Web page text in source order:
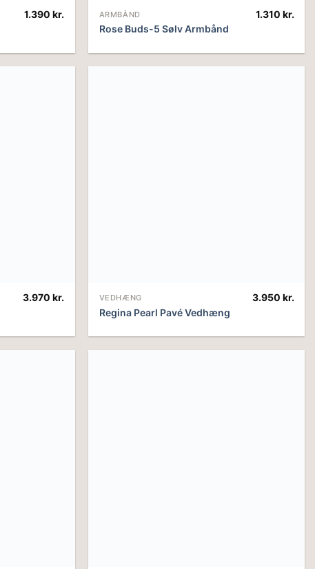
1.390kr. ARMBÅND
Rose Buds-5 Sølv Armbånd
1.310 kr.
3.970kr. VEDHÆNG
Regina Pearl Pavé Vedhæng
3.950 kr.